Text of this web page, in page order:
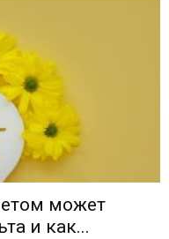
может
и как...